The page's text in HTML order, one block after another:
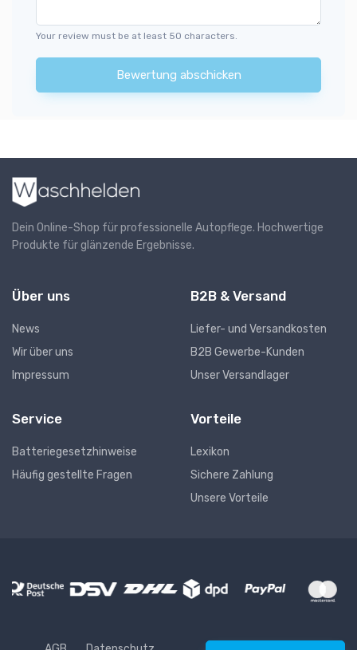
Your review must be at least 50 characters.
Bewertung abschicken
Dein Online-Shop für professionelle Autopflege. Hochwertige
Produkte für glänzende Ergebnisse.
Über uns
News
Wir über uns
Impressum
B2B & Versand
Liefer- und Versandkosten
B2B Gewerbe-Kunden
Unser Versandlager
Service
Batteriegesetzhinweise
Häufig gestellte Fragen
Vorteile
Lexikon
Sichere Zahlung
Unsere Vorteile